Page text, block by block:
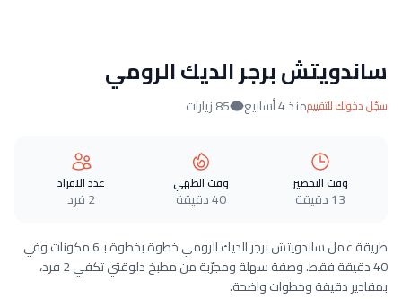
ساندويتش برجر الديك الرومي
سجّل دخولك للتقييممنذ 4 أسابيع 85 زيارات
وقت التحضير
13 دقيقة
وقت الطهي
40 دقيقة
عدد الافراد
2 فرد
طريقة عمل ساندويتش برجر الديك الرومي خطوة بخطوة بـ6 مكونات وفي
40 دقيقة فقط. وصفة سهلة ومجرّبة من مطبخ دلوقتي تكفي 2 فرد،
بمقادير دقيقة وخطوات واضحة.